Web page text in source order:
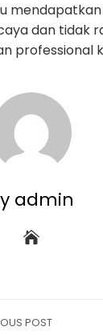
dan tidak
professional
admin
POST